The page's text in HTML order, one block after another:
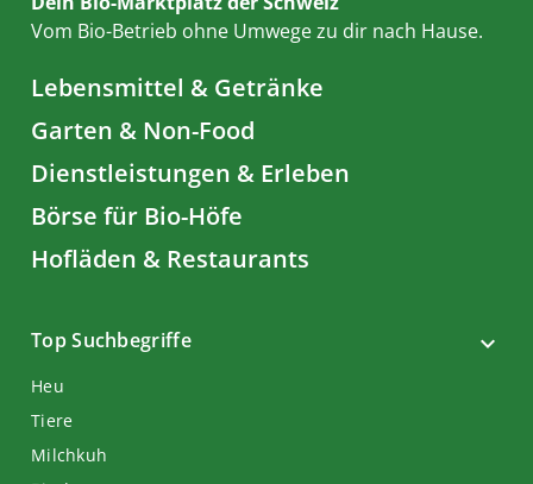
Vom Bio-Betrieb ohne Umwege zu dir nach Hause.
Lebensmittel & Getränke
Garten & Non-Food
Dienstleistungen & Erleben
Börse für Bio-Höfe
Hofläden & Restaurants
Top Suchbegriffe
Heu
Tiere
Milchkuh